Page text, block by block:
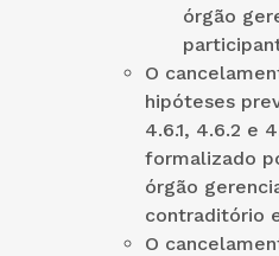
órgão
O
hipóteses
4.6.1, 4.6.2 e
formalizado
órgão
contraditório
O